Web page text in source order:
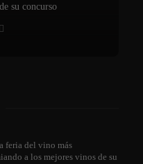
su concurso
feria del vino más
a los mejores vinos de su